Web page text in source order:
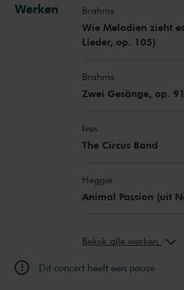
Werken Brahms
Wie Melodien zieht
Lieder, op. 105)
Brahms
Zwei Gesänge, op. 91
Ives
The Circus Band
Heggie
Animal Passion (uit
Bekijk alle werken
Dit concert heeft een pauze